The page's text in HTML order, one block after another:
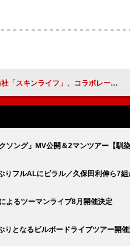
」、コラボレーションソング「bubble days」配信リリース
ソング」MV公開＆2マンツアー【馴
りフルALにビラル／久保田利伸ら7
よるツーマンライブ8月開催決定
りとなるビルボードライブツアー開